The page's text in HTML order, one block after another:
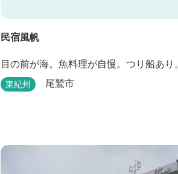
民宿風帆
目の前が海。魚料理が自慢。つり船あり。
東紀州 尾鷲市